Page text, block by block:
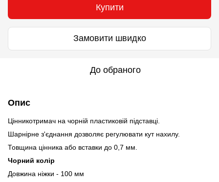
Купити
Замовити швидко
До обраного
Опис
Цінникотримач на чорній пластиковій підставці.
Шарнірне з'єднання дозволяє регулювати кут нахилу.
Товщина цінника або вставки до 0,7 мм.
Чорний колір
Довжина ніжки - 100 мм